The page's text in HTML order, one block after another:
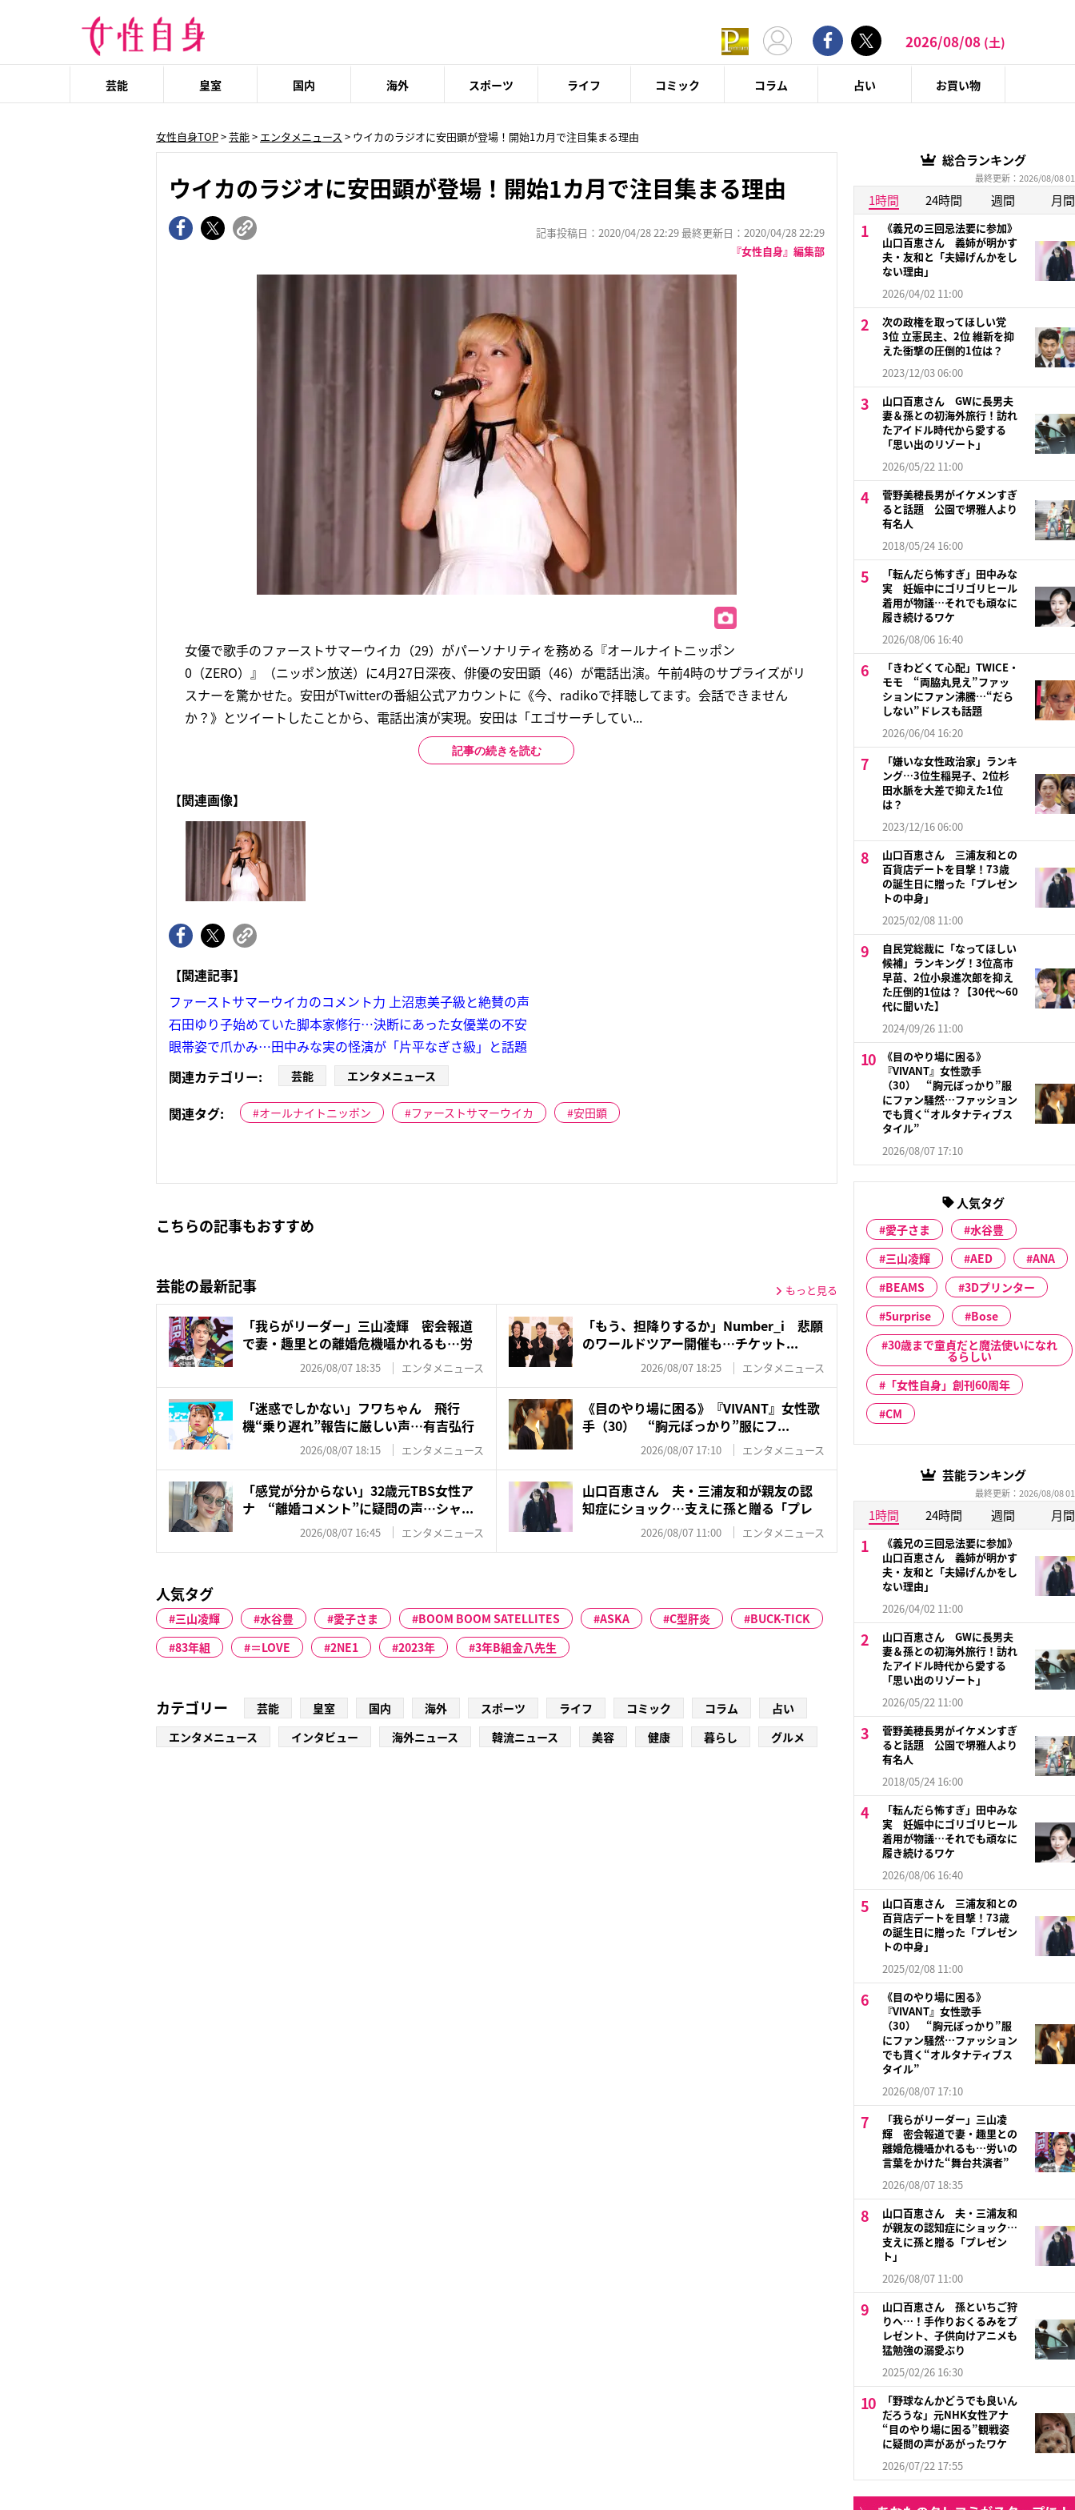
2026/08/08 (土)
芸能 皇室 国内 海外 スポーツ ライフ コミック コラム 占い お買い物
女性自身TOP>芸能> エンタメニュース > ウイカのラジオに安田顕が登場！開始1カ月で注目集まる理由
ウイカのラジオに安田顕が登場！開始1カ月で注目集まる理由
記事投稿日：2020/04/28 22:29 最終更新日：2020/04/28 22:29
『女性自身』編集部
女優で歌手のファーストサマーウイカ（29）がパーソナリティを務める『オールナイトニッポン
0（ZERO）』（ニッポン放送）に4月27日深夜、俳優の安田顕（46）が電話出演。午前4時のサプライズがリ
スナーを驚かせた。安田がTwitterの番組公式アカウントに《今、radikoで拝聴してます。会話できません
か？》とツイートしたことから、電話出演が実現。安田は「エゴサーチしてい...
記事の続きを読む
【関連画像】
【関連記事】
ファーストサマーウイカのコメント力 上沼恵美子級と絶賛の声
石田ゆり子始めていた脚本家修行…決断にあった女優業の不安
眼帯姿で爪かみ…田中みな実の怪演が「片平なぎさ級」と話題
関連カテゴリー:
芸能 エンタメニュース
関連タグ: オールナイトニッポン ファーストサマーウイカ 安田顕
こちらの記事もおすすめ
芸能の最新記事 もっと見る
「我らがリーダー」三山凌輝 密会報道
で妻・趣里との離婚危機囁かれるも…労
2026/08/07 18:35 エンタメニュース
「もう、担降りするか」Number_i 悲願
のワールドツアー開催も…チケット...
2026/08/07 18:25 エンタメニュース
「迷惑でしかない」フワちゃん 飛行
機“乗り遅れ”報告に厳しい声…有吉弘行
2026/08/07 18:15 エンタメニュース
《目のやり場に困る》『VIVANT』女性歌
手（30） “胸元ぽっかり”服にフ...
2026/08/07 17:10 エンタメニュース
「感覚が分からない」32歳元TBS女性ア
ナ “離婚コメント”に疑問の声…シャ...
2026/08/07 16:45 エンタメニュース
山口百恵さん 夫・三浦友和が親友の認
知症にショック…支えに孫と贈る「プレ
2026/08/07 11:00 エンタメニュース
人気タグ
三山凌輝 水谷豊 愛子さま BOOM BOOM SATELLITES ASKA C型肝炎
BUCK-TICK
83年組
＝LOVE 2NE1 2023年 3年B組金八先生
カテゴリー 芸能 皇室 国内 海外 スポーツ ライフ コミック コラム
占い
エンタメニュース
インタビュー 海外ニュース 韓流ニュース 美容 健康 暮らし グルメ
総合ランキング
最終更新：2026/08/08
1時間 24時間 週間 月間
《義兄の三回忌法要に参加》
山口百恵さん 義姉が明かす
夫・友和と「夫婦げんかをし
ない理由」
2026/04/02 11:00
次の政権を取ってほしい党
3位 立憲民主、2位 維新を抑
えた衝撃の圧倒的1位は？
2023/12/03 06:00
山口百恵さん GWに長男夫
妻＆孫との初海外旅行！訪れ
たアイドル時代から愛する
「思い出のリゾート」
2026/05/22 11:00
菅野美穂長男がイケメンすぎ
ると話題 公園で堺雅人より
有名人
2018/05/24 16:00
「転んだら怖すぎ」田中みな
実 妊娠中にゴリゴリヒール
着用が物議…それでも頑なに
履き続けるワケ
2026/08/06 16:40
「きわどくて心配」TWICE・
モモ “両脇丸見え”ファッ
ションにファン沸騰…“だら
しない”ドレスも話題
2026/06/04 16:20
「嫌いな女性政治家」ランキ
ング…3位生稲晃子、2位杉
田水脈を大差で抑えた1位
は？
2023/12/16 06:00
山口百恵さん 三浦友和との
百貨店デートを目撃！73歳
の誕生日に贈った「プレゼン
トの中身」
2025/02/08 11:00
自民党総裁に「なってほしい
候補」ランキング！3位高市
早苗、2位小泉進次郎を抑え
た圧倒的1位は？【30代〜60
代に聞いた】
2024/09/26 11:00
《目のやり場に困る》
『VIVANT』女性歌手
（30） “胸元ぽっかり”服
にファン騒然…ファッション
でも貫く“オルタナティブス
タイル”
2026/08/07 17:10
人気タグ
愛子さま
水谷豊
三山凌輝
AED
ANA
BEAMS
3Dプリンター
5urprise
Bose
30歳まで童貞だと魔法使いになれ
るらしい
「女性自身」創刊60周年
CM
芸能ランキング
最終更新：2026/08/08
1時間 24時間 週間 月間
《義兄の三回忌法要に参加》
山口百恵さん 義姉が明かす
夫・友和と「夫婦げんかをし
ない理由」
2026/04/02 11:00
山口百恵さん GWに長男夫
妻＆孫との初海外旅行！訪れ
たアイドル時代から愛する
「思い出のリゾート」
2026/05/22 11:00
菅野美穂長男がイケメンすぎ
ると話題 公園で堺雅人より
有名人
2018/05/24 16:00
「転んだら怖すぎ」田中みな
実 妊娠中にゴリゴリヒール
着用が物議…それでも頑なに
履き続けるワケ
2026/08/06 16:40
山口百恵さん 三浦友和との
百貨店デートを目撃！73歳
の誕生日に贈った「プレゼン
トの中身」
2025/02/08 11:00
《目のやり場に困る》
『VIVANT』女性歌手
（30） “胸元ぽっかり”服
にファン騒然…ファッション
でも貫く“オルタナティブス
タイル”
2026/08/07 17:10
「我らがリーダー」三山凌
輝 密会報道で妻・趣里との
離婚危機囁かれるも…労いの
言葉をかけた“舞台共演者”
2026/08/07 18:35
山口百恵さん 夫・三浦友和
が親友の認知症にショック…
支えに孫と贈る「プレゼン
ト」
2026/08/07 11:00
山口百恵さん 孫といちご狩
りへ…！手作りおくるみをプ
レゼント、子供向けアニメも
猛勉強の溺愛ぶり
2025/02/26 16:30
「野球なんかどうでも良いん
だろうな」元NHK女性アナ
“目のやり場に困る”観戦姿
に疑問の声があがったワケ
2026/07/22 17:55